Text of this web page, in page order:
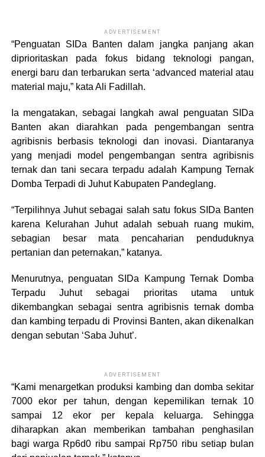
ADVERTISEMENT
“Penguatan SIDa Banten dalam jangka panjang akan
diprioritaskan pada fokus bidang teknologi pangan,
energi baru dan terbarukan serta ‘advanced material atau
material maju,” kata Ali Fadillah.
Ia mengatakan, sebagai langkah awal penguatan SIDa
Banten akan diarahkan pada pengembangan sentra
agribisnis berbasis teknologi dan inovasi. Diantaranya
yang menjadi model pengembangan sentra agribisnis
ternak dan tani secara terpadu adalah Kampung Ternak
Domba Terpadi di Juhut Kabupaten Pandeglang.
“Terpilihnya Juhut sebagai salah satu fokus SIDa Banten
karena Kelurahan Juhut adalah sebuah ruang mukim,
sebagian besar mata pencaharian penduduknya
pertanian dan peternakan,” katanya.
Menurutnya, penguatan SIDa Kampung Ternak Domba
Terpadu Juhut sebagai prioritas utama untuk
dikembangkan sebagai sentra agribisnis ternak domba
dan kambing terpadu di Provinsi Banten, akan dikenalkan
dengan sebutan ‘Saba Juhut’.
ADVERTISEMENT
“Kami menargetkan produksi kambing dan domba sekitar
7000 ekor per tahun, dengan kepemilikan ternak 10
sampai 12 ekor per kepala keluarga. Sehingga
diharapkan akan memberikan tambahan penghasilan
bagi warga Rp6d0 ribu sampai Rp750 ribu setiap bulan